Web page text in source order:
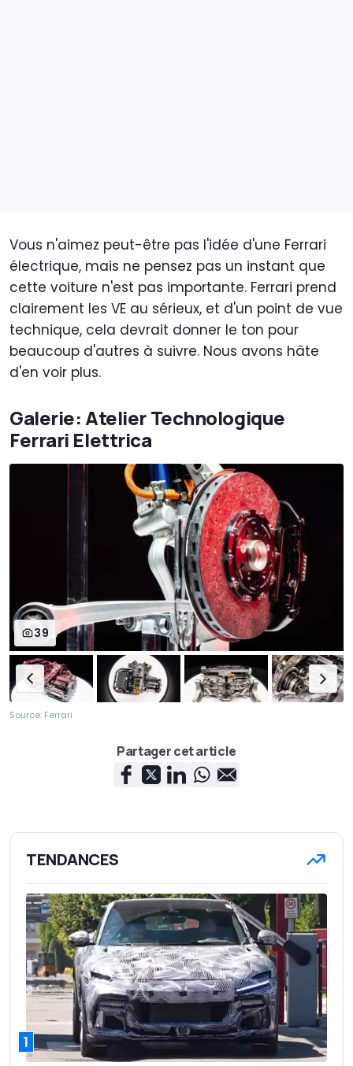
Vous n'aimez peut-être pas l'idée d'une Ferrari
électrique, mais ne pensez pas un instant que
cette voiture n'est pas importante. Ferrari prend
clairement les VE au sérieux, et d'un point de vue
technique, cela devrait donner le ton pour
beaucoup d'autres à suivre. Nous avons hâte
d'en voir plus.
Galerie: Atelier Technologique
Ferrari Elettrica
39
Source: Ferrari
Partager cet article
TENDANCES
1